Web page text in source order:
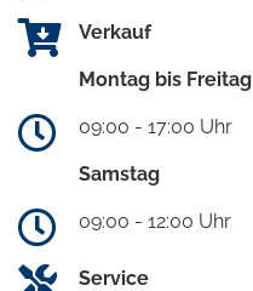
Verkauf
Montag bis Freitag
09:00 - 17:00 Uhr
Samstag
09:00 - 12:00 Uhr
Service